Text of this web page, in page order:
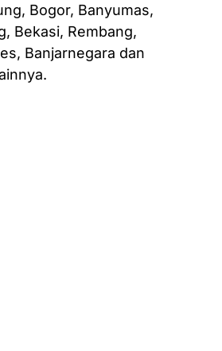
Bogor, Banyumas,
Bekasi, Rembang,
Banjarnegara dan